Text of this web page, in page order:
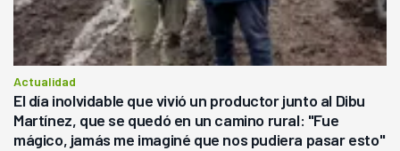
Actualidad
El día inolvidable que vivió un productor junto al Dibu
Martínez, que se quedó en un camino rural: "Fue
mágico, jamás me imaginé que nos pudiera pasar esto"